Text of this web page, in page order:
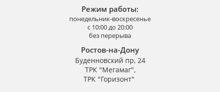
Режим работы:
понедельник-воскресенье
с 10:00 до 20:00
без перерыва
Ростов-на-Дону
Буденновский пр, 24
ТРК "Мегамаг",
ТРК "Горизонт"